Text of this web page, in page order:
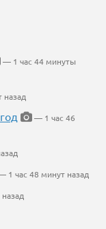
— 1 час 44 минуты
назад
— 1 час 46
1 час 48 минут назад